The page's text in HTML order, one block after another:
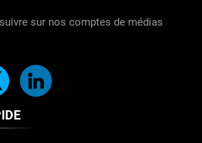
sur nos comptes de médias